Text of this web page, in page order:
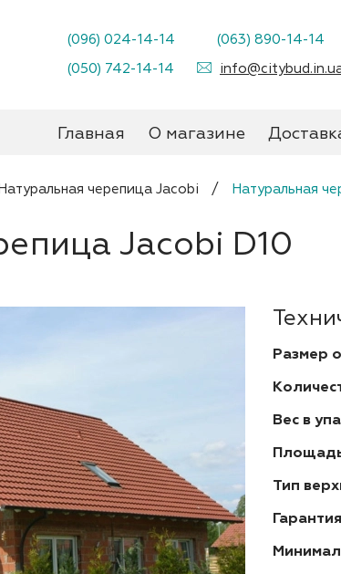
(096) 024-14-14
(063) 890-14-14
(050) 742-14-14
Главная О магазине
черепица Jacobi / Натуральная
Jacobi D10
Размер
Вес в
Тип
Гарантия